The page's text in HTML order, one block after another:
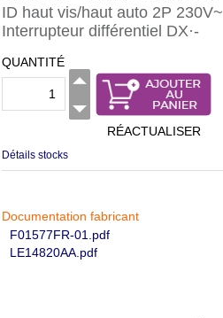
ID haut vis/haut auto 2P 230V~
Interrupteur différentiel DX·-
QUANTITÉ
RÉACTUALISER
Détails stocks
Documentation fabricant
F01577FR-01.pdf
LE14820AA.pdf